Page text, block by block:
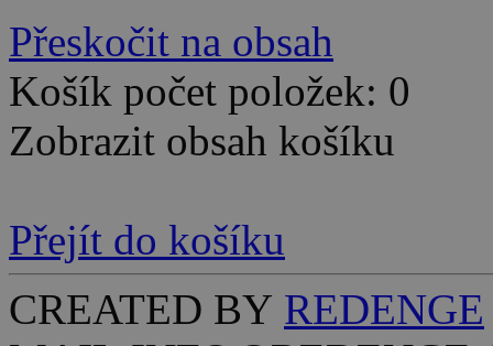
Přeskočit na obsah
Košík počet položek: 0
Zobrazit obsah košíku
Přejít do košíku
CREATED BY REDENGE